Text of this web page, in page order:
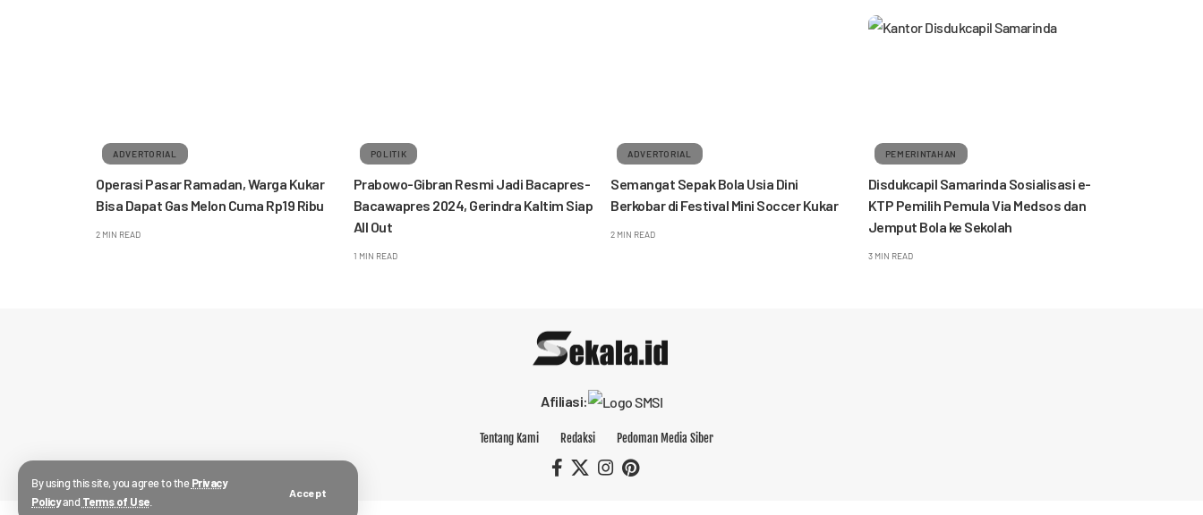
By using this site, you agree to thePrivacy
Policyand Terms of Use.
Accept
ADVERTORIAL
Operasi Pasar Ramadan, Warga Kukar
Bisa Dapat Gas Melon Cuma Rp19 Ribu
2 MIN READ
POLITIK
Prabowo-Gibran Resmi Jadi Bacapres-
Bacawapres 2024, Gerindra Kaltim Siap
All Out
1 MIN READ
ADVERTORIAL
Semangat Sepak Bola Usia Dini
Berkobar di Festival Mini Soccer Kukar
2 MIN READ
PEMERINTAHAN
Disdukcapil Samarinda Sosialisasi e-
KTP Pemilih Pemula Via Medsos dan
Jemput Bola ke Sekolah
3 MIN READ
Afiliasi:
Tentang Kami Redaksi Pedoman Media Siber